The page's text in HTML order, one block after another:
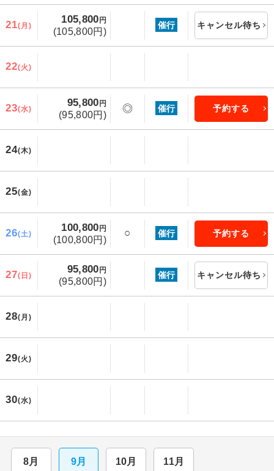
21(月)
105,800 円
(105,800円)
催行 キャンセル待ち
22(火)
23(水)
95,800 円
(95,800円)
◎ 催行 予約する
24(木)
25(金)
26(土)
100,800 円
(100,800円)
○ 催行 予約する
27(日)
95,800 円
(95,800円)
催行 キャンセル待ち
28(月)
29(火)
30(水)
8月 9月 10月 11月